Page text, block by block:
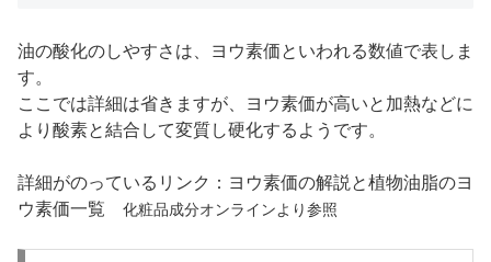
油の酸化のしやすさは、ヨウ素価といわれる数値で表しま
す。
ここでは詳細は省きますが、ヨウ素価が高いと加熱などに
より酸素と結合して変質し硬化するようです。
詳細がのっているリンク：ヨウ素価の解説と植物油脂のヨ
ウ素価一覧 化粧品成分オンラインより参照